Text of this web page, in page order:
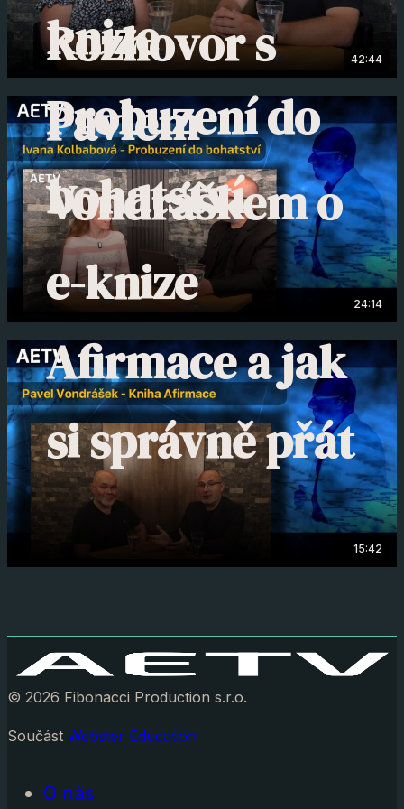
42:44
knize
Probuzení do
bohatství
24:14
Rozhovor s
Pavlem
Vondráškem o
e-knize
Afirmace a jak
si správně přát
15:42
© 2026 Fibonacci Production s.r.o.
Součást Webster Education
O nás